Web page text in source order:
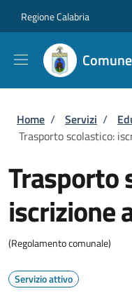
Regione Calabria
Briciole di
Home / Servizi /
Trasporto scolastico:
Trasporto
iscrizione
(Regolamento comunale)
Servizio attivo